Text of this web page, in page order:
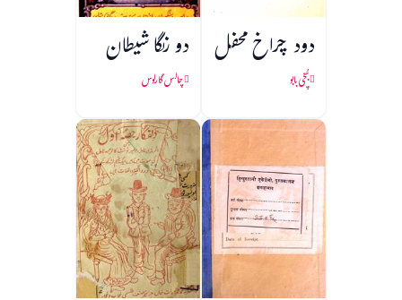
دود چراخ محفل
بُچّی بابو
دو رنگا شیطان
چالس گارلوس